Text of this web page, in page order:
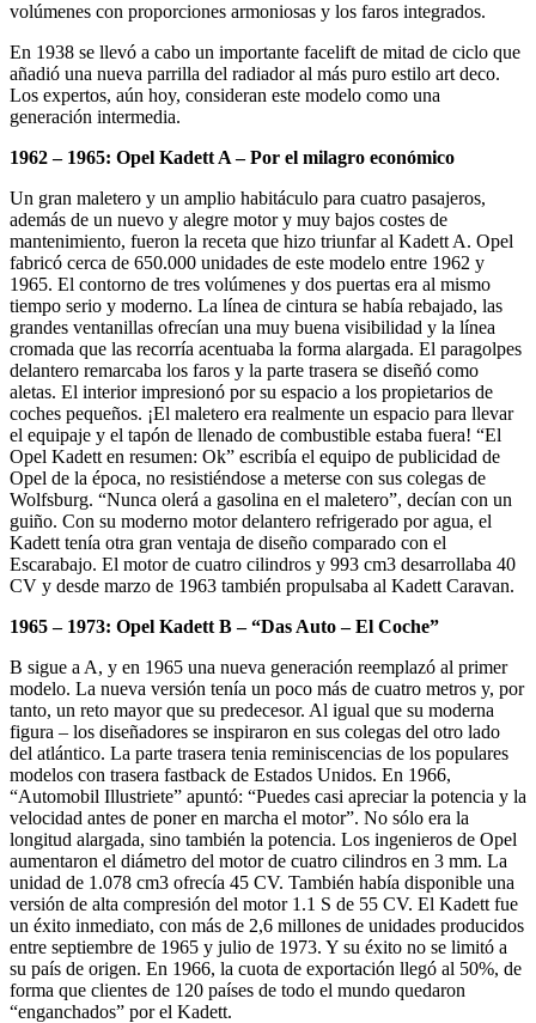
volúmenes con proporciones armoniosas y los faros integrados.
En 1938 se llevó a cabo un importante facelift de mitad de ciclo que
añadió una nueva parrilla del radiador al más puro estilo art deco.
Los expertos, aún hoy, consideran este modelo como una
generación intermedia.
1962 – 1965: Opel Kadett A – Por el milagro económico
Un gran maletero y un amplio habitáculo para cuatro pasajeros,
además de un nuevo y alegre motor y muy bajos costes de
mantenimiento, fueron la receta que hizo triunfar al Kadett A. Opel
fabricó cerca de 650.000 unidades de este modelo entre 1962 y
1965. El contorno de tres volúmenes y dos puertas era al mismo
tiempo serio y moderno. La línea de cintura se había rebajado, las
grandes ventanillas ofrecían una muy buena visibilidad y la línea
cromada que las recorría acentuaba la forma alargada. El paragolpes
delantero remarcaba los faros y la parte trasera se diseñó como
aletas. El interior impresionó por su espacio a los propietarios de
coches pequeños. ¡El maletero era realmente un espacio para llevar
el equipaje y el tapón de llenado de combustible estaba fuera! “El
Opel Kadett en resumen: Ok” escribía el equipo de publicidad de
Opel de la época, no resistiéndose a meterse con sus colegas de
Wolfsburg. “Nunca olerá a gasolina en el maletero”, decían con un
guiño. Con su moderno motor delantero refrigerado por agua, el
Kadett tenía otra gran ventaja de diseño comparado con el
Escarabajo. El motor de cuatro cilindros y 993 cm3 desarrollaba 40
CV y desde marzo de 1963 también propulsaba al Kadett Caravan.
1965 – 1973: Opel Kadett B – “Das Auto – El Coche”
B sigue a A, y en 1965 una nueva generación reemplazó al primer
modelo. La nueva versión tenía un poco más de cuatro metros y, por
tanto, un reto mayor que su predecesor. Al igual que su moderna
figura – los diseñadores se inspiraron en sus colegas del otro lado
del atlántico. La parte trasera tenia reminiscencias de los populares
modelos con trasera fastback de Estados Unidos. En 1966,
“Automobil Illustriete” apuntó: “Puedes casi apreciar la potencia y la
velocidad antes de poner en marcha el motor”. No sólo era la
longitud alargada, sino también la potencia. Los ingenieros de Opel
aumentaron el diámetro del motor de cuatro cilindros en 3 mm. La
unidad de 1.078 cm3 ofrecía 45 CV. También había disponible una
versión de alta compresión del motor 1.1 S de 55 CV. El Kadett fue
un éxito inmediato, con más de 2,6 millones de unidades producidos
entre septiembre de 1965 y julio de 1973. Y su éxito no se limitó a
su país de origen. En 1966, la cuota de exportación llegó al 50%, de
forma que clientes de 120 países de todo el mundo quedaron
“enganchados” por el Kadett.